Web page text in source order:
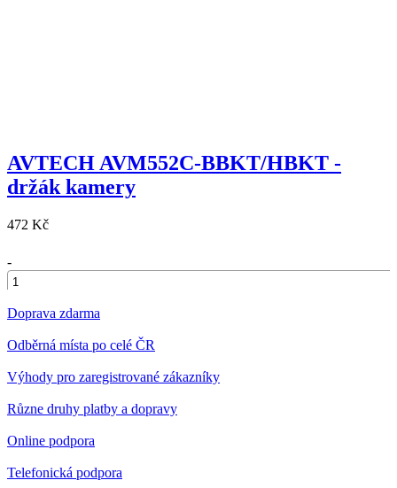
AVTECH AVM552C-BBKT/HBKT -
držák kamery
472 Kč
-
+
Doprava zdarma
Odběrná místa po celé ČR
Výhody pro zaregistrované zákazníky
Různe druhy platby a dopravy
Online podpora
Telefonická podpora